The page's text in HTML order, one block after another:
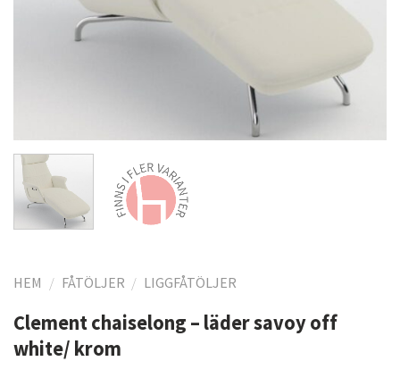
HEM / FÅTÖLJER / LIGGFÅTÖLJER
Clement chaiselong – läder savoy off
white/ krom